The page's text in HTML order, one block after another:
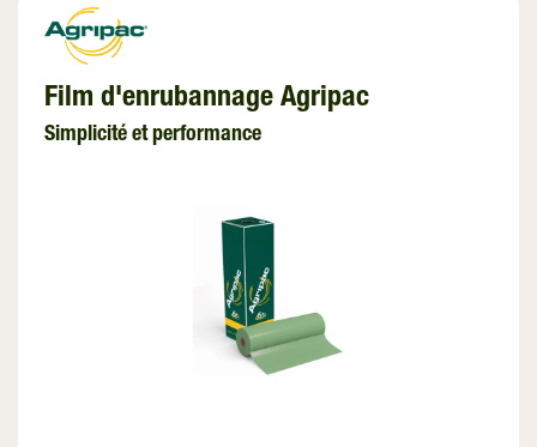
Film d'enrubannage Agripac
Simplicité et performance